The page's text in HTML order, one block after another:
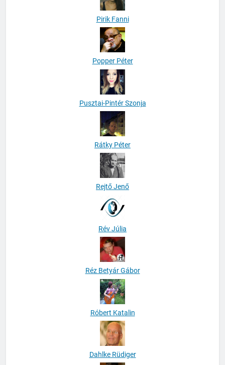
Pirik Fanni
Popper Péter
Pusztai-Pintér Szonja
Rátky Péter
Rejtő Jenő
Rév Júlia
Réz Betyár Gábor
Róbert Katalin
Dahlke Rüdiger